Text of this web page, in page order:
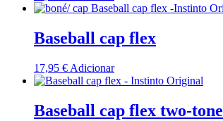
Baseball cap flex
17,95 € Adicionar
Baseball cap flex two-tone